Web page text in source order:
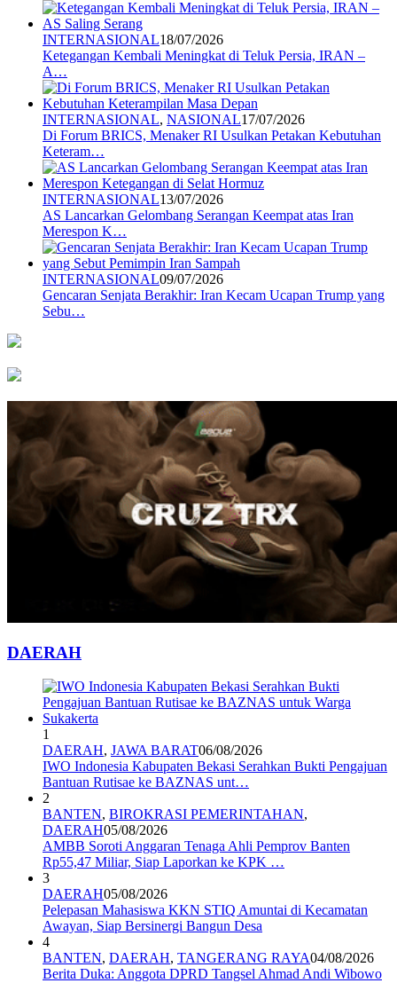
INTERNASIONAL18/07/2026
Ketegangan Kembali Meningkat di Teluk Persia, IRAN –
A…
INTERNASIONAL, NASIONAL17/07/2026
Di Forum BRICS, Menaker RI Usulkan Petakan Kebutuhan
Keteram…
INTERNASIONAL13/07/2026
AS Lancarkan Gelombang Serangan Keempat atas Iran
Merespon K…
INTERNASIONAL09/07/2026
Gencaran Senjata Berakhir: Iran Kecam Ucapan Trump yang
Sebu…
DAERAH
1
DAERAH, JAWA BARAT06/08/2026
IWO Indonesia Kabupaten Bekasi Serahkan Bukti Pengajuan
Bantuan Rutisae ke BAZNAS unt…
2
BANTEN, BIROKRASI PEMERINTAHAN,
DAERAH05/08/2026
AMBB Soroti Anggaran Tenaga Ahli Pemprov Banten
Rp55,47 Miliar, Siap Laporkan ke KPK …
3
DAERAH05/08/2026
Pelepasan Mahasiswa KKN STIQ Amuntai di Kecamatan
Awayan, Siap Bersinergi Bangun Desa
4
BANTEN, DAERAH, TANGERANG RAYA04/08/2026
Berita Duka: Anggota DPRD Tangsel Ahmad Andi Wibowo